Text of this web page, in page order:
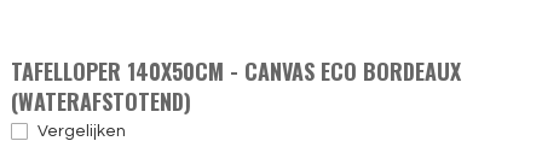
TAFELLOPER 140X50CM - CANVAS ECO BORDEAUX
(WATERAFSTOTEND)
Vergelijken